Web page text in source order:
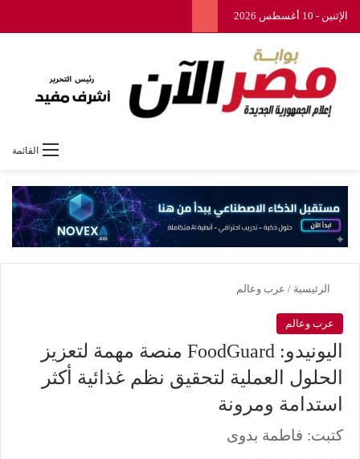
الإثنين - 10 أغسطس 2026
القائمة
الرئيسية / عرب وعالم
عرب وعالم
اليونيدو: FoodGuard منصة مهمة لتعزيز
الحلول العملية لتحقيق نظم غذائية أكثر
استدامة ومرونة
كتبت: فاطمة بدوى